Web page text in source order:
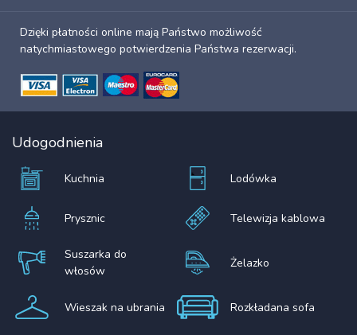
Dzięki płatności online mają Państwo możliwość
natychmiastowego potwierdzenia Państwa rezerwacji.
Udogodnienia
Kuchnia Lodówka
Prysznic Telewizja kablowa
Suszarka do
włosów
Żelazko
Wieszak na ubrania Rozkładana sofa